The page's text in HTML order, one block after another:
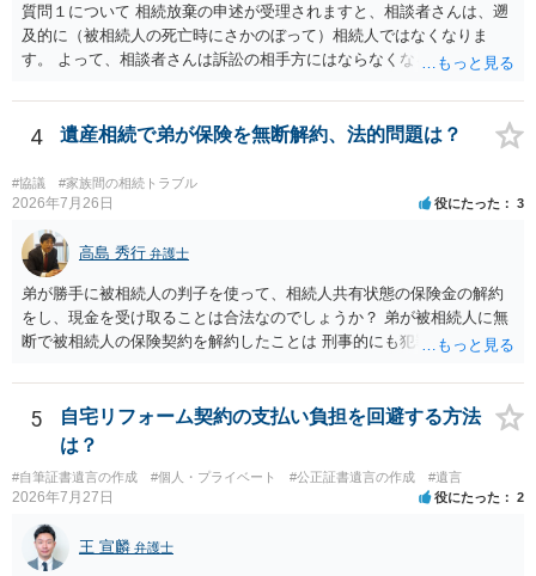
質問１について 相続放棄の申述が受理されますと、相談者さんは、遡
及的に（被相続人の死亡時にさかのぼって）相続人ではなくなりま
す。 よって、相談者さんは訴訟の相手方にはならなくなるので（明け
理証明を家庭裁判所で取得し、コピーを答弁書に添えて裁判所に提出
してください。 質問２について 請求棄却を求める答弁書を提出すれ
ば、第１回期日は出席する必要がありません。その日は差支え（用事
があり出席できない）との記載で十分です。 質問３について 弁護士で
はないので、ｍｉｎｔｓでの提出の必要は無いと思います。郵送（期
限までに届けばよい）で十分です。 詳細は、書面記載の裁判所書記官
にお問い合わせください。 以上、ご参考まで。
4 遺産相続で弟が保険を無断解約、法的問題は？
#協議 #家族間の相続トラブル
2026年7月26日 役にたった 3
高島 秀行 弁護士
弟が勝手に被相続人の判子を使って、相続人共有状態の保険金の解約
をし、現金を受け取ることは合法なのでしょうか？ 弟が被相続人に無
断で被相続人の保険契約を解約したことは 刑事的にも犯罪となる可能
された書類のコピーを取得して、弁護士に面談で詳しい事情を話して
相談 されたら良いと思います。
5
自宅リフォーム契約の支払い負担を回避する方法
は？
#自筆証書遺言の作成 #個人・プライベート #公正証書遺言の作成 #遺言
2026年7月27日 役にたった 2
王 宣麟 弁護士